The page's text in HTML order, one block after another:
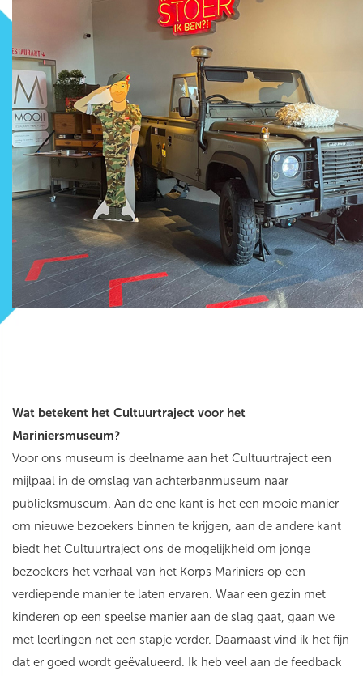
Wat betekent het Cultuurtraject voor het
Mariniersmuseum?
Voor ons museum is deelname aan het Cultuurtraject een
mijlpaal in de omslag van achterbanmuseum naar
publieksmuseum. Aan de ene kant is het een mooie manier
om nieuwe bezoekers binnen te krijgen, aan de andere kant
biedt het Cultuurtraject ons de mogelijkheid om jonge
bezoekers het verhaal van het Korps Mariniers op een
verdiepende manier te laten ervaren. Waar een gezin met
kinderen op een speelse manier aan de slag gaat, gaan we
met leerlingen net een stapje verder. Daarnaast vind ik het fijn
dat er goed wordt geëvalueerd. Ik heb veel aan de feedback